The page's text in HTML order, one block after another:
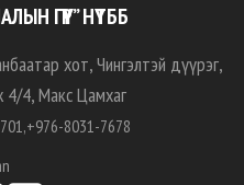
ГҮҮР” НҮТББ
хот, Чингэлтэй дүүрэг,
4, Макс Цамхаг
+976-8031-7678